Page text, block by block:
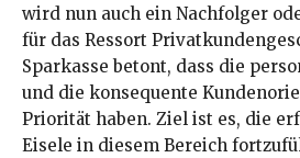
wird nun auch ein Nachfolger
für das Ressort
Sparkasse betont, dass die
und die konsequente
Priorität haben. Ziel ist es, die
Eisele in diesem Bereich